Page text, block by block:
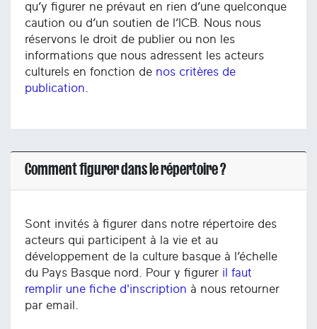
qu’y figurer ne prévaut en rien d’une quelconque
caution ou d’un soutien de l’ICB. Nous nous
réservons le droit de publier ou non les
informations que nous adressent les acteurs
culturels en fonction de nos critères de
publication
Comment figurer dans le répertoire ?
Sont invités à figurer dans notre répertoire des
acteurs qui participent à la vie et au
développement de la culture basque à l’échelle
du Pays Basque nord. Pour y figurer il faut
remplir une fiche d'inscription à nous retourner
par email.